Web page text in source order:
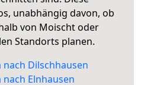
unabhängig davon, ob
von Moischt oder
Standorts planen.
Dilschhausen
Elnhausen